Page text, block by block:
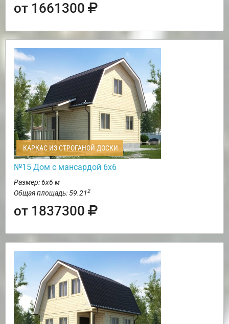
от 1661300
КАРКАС ИЗ СТРОГАНОЙ ДОСКИ
№15 Дом с мансардой 6х6
Размер: 6х6 м
Общая площадь: 59.212
от 1837300